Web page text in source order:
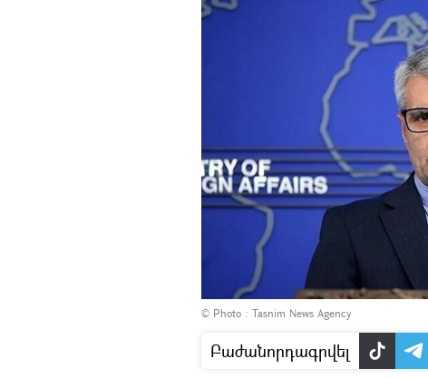
© Photo : Tasnim News Agency
Բաժանորդագրվել